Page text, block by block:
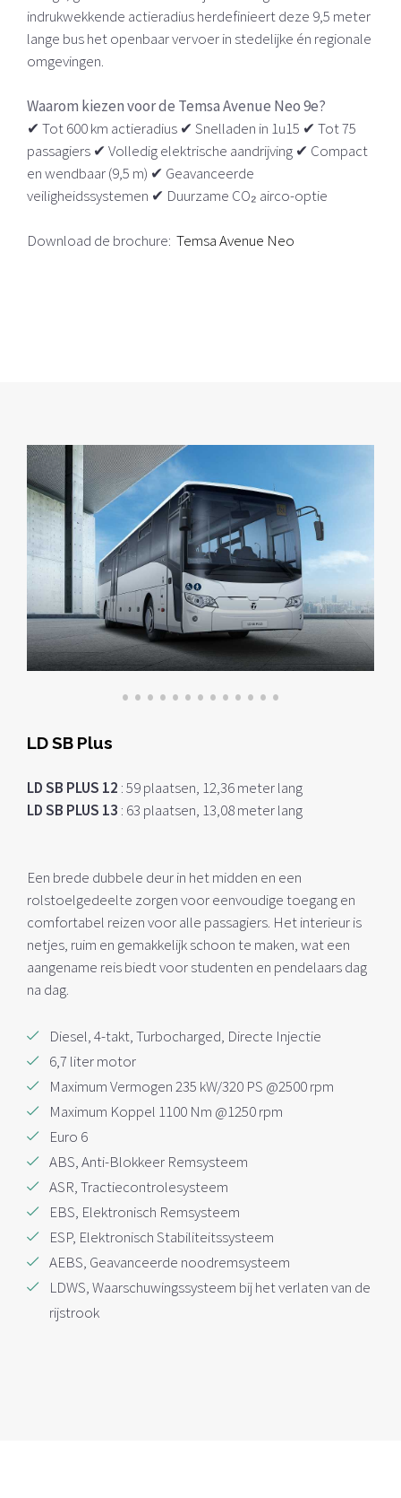
indrukwekkende actieradius herdefinieert deze 9,5 meter
lange bus het openbaar vervoer in stedelijke én regionale
omgevingen.
Waarom kiezen voor de Temsa Avenue Neo 9e?
✔ Tot 600 km actieradius ✔ Snelladen in 1u15 ✔ Tot 75
passagiers ✔ Volledig elektrische aandrijving ✔ Compact
en wendbaar (9,5 m) ✔ Geavanceerde
veiligheidssystemen ✔ Duurzame CO₂ airco-optie
Download de brochure: Temsa Avenue Neo
• • • • • • • • • • • • •
LD SB Plus
LD SB PLUS 12 :59 plaatsen, 12,36 meter lang
LD SB PLUS 13 : 63 plaatsen, 13,08 meter lang
Een brede dubbele deur in het midden en een
rolstoelgedeelte zorgen voor eenvoudige toegang en
comfortabel reizen voor alle passagiers. Het interieur is
netjes, ruim en gemakkelijk schoon te maken, wat een
aangename reis biedt voor studenten en pendelaars dag
na dag.
Diesel, 4-takt, Turbocharged, Directe Injectie
6,7 liter motor
Maximum Vermogen 235 kW/320 PS @2500 rpm
Maximum Koppel 1100 Nm @1250 rpm
Euro 6
ABS, Anti-Blokkeer Remsysteem
ASR, Tractiecontrolesysteem
EBS, Elektronisch Remsysteem
ESP, Elektronisch Stabiliteitssysteem
AEBS, Geavanceerde noodremsysteem
LDWS, Waarschuwingssysteem bij het verlaten van de
rijstrook